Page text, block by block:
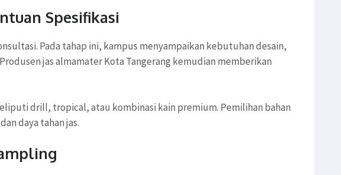
Spesifikasi
Pada tahap ini, kampus menyampaikan kebutuhan desain,
jas almamater Kota Tangerang kemudian memberikan
drill, tropical, atau kombinasi kain premium. Pemilihan bahan
daya tahan jas.